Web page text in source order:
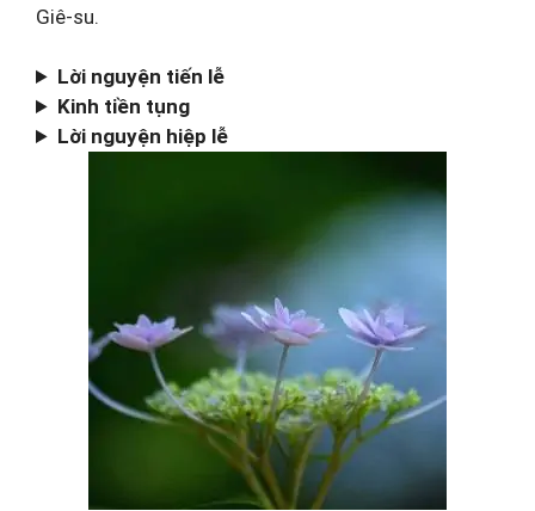
Giê-su.
Lời nguyện tiến lễ
Kinh tiền tụng
Lời nguyện hiệp lễ